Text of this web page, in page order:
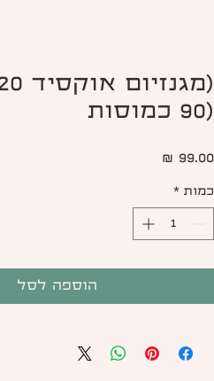
(90 כמוסות
כמות *
הוספה לסל